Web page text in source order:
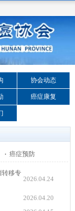
协会动态
癌症康复
· 癌症预防
转移专
2026.04.24
2026.04.20